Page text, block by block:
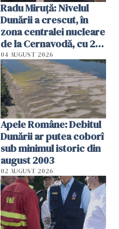
Radu Miruţă: Nivelul
Dunării a crescut, în
zona centralei nucleare
de la Cernavodă, cu 2
cm faţă de ziua trecută
04 AUGUST 2026
Apele Române: Debitul
Dunării ar putea coborî
sub minimul istoric din
august 2003
02 AUGUST 2026